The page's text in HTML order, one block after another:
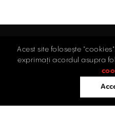
Acest site folosește
exprimați acordul asupra